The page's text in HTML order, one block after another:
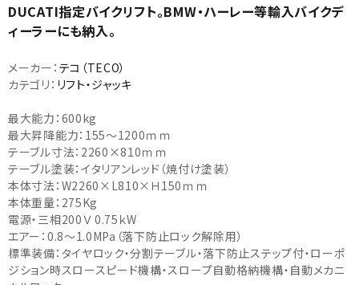
DUCATI指定バイクリフト。BMW・ハーレー等輸入バイクデ
ィーラーにも納入。
メーカー： テコ（TECO）
カテゴリ： リフト・ジャッキ
最大能力：600kg
最大昇降能力：155～1200ｍｍ
テーブル寸法：2260×810ｍｍ
テーブル塗装：イタリアンレッド（焼付け塗装）
本体寸法：W2260×L810×Ｈ150ｍｍ
本体重量：275Kg
電源・三相200Ｖ 0.75ｋW
エアー：0.8～1.0MPa（落下防止ロック解除用）
標準装備：タイヤロック・分割テーブル・落下防止ステップ付・ローポ
ジション時スロースピード機構・スロープ自動格納機構・自動メカニ